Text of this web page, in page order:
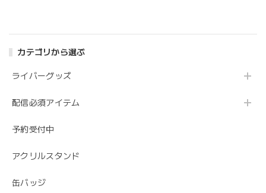
カテゴリから選ぶ
ライバーグッズ
配信必須アイテム
予約受付中
アクリルスタンド
缶バッジ